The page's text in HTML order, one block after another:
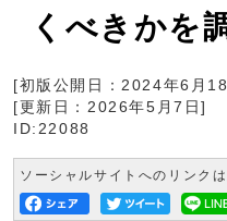
くべきかを
[初版公開日：2024年6月
[更新日： 2026年5月7日]
ID:22088
ソーシャルサイトへのリンク